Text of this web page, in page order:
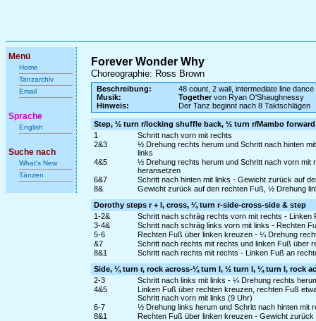
Menü
Home
Tanzarchiv
Email
Sprache
English
Suche nach
What's New
Tänzen
Forever Wonder Why
Choreographie: Ross Brown
Beschreibung:
48 count, 2 wall, intermediate line dance
Musik:
Togethervon Ryan O'Shaughnessy
Hinweis:
Der Tanz beginnt nach 8 Taktschlägen
Step, ½ turn r/locking shuffle back, ½ turn r/Mambo
1
Schritt nach vorn mit rechts
2&3
½ Drehung rechts herum und Schritt nach hinten
links
4&5
½ Drehung rechts herum und Schritt nach vorn mit
heransetzen
6&7
Schritt nach hinten mit links - Gewicht zurück auf
8&
Gewicht zurück auf den rechten Fuß, ½ Drehung
Dorothy steps r + l, cross, ¼ turn r-side-cross-side & step
1-2&
Schritt nach schräg rechts vorn mit rechts -
3-4&
Schritt nach schräg links vorn mit links - Rechten
5-6
Rechten Fuß über linken kreuzen - ¼ Drehung
&7
Schritt nach rechts mit rechts und linken Fuß über
8&1
Schritt nach rechts mit rechts - Linken Fuß an
Side, ¼ turn r, rock across-¼ turn l, ½ turn l, ¼ turn l, rock
2-3
Schritt nach links mit links - ¼ Drehung rechts
4&5
Linken Fuß über rechten kreuzen, rechten Fuß
Schritt nach vorn mit links (9 Uhr)
6-7
½ Drehung links herum und Schritt nach hinten mit
8&1
Rechten Fuß über linken kreuzen - Gewicht